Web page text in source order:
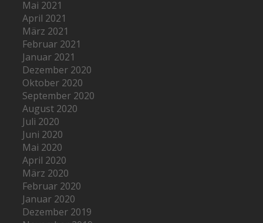
Mai 2021
April 2021
März 2021
Februar 2021
Januar 2021
Dezember 2020
Oktober 2020
September 2020
August 2020
Juli 2020
Juni 2020
Mai 2020
April 2020
März 2020
Februar 2020
Januar 2020
Dezember 2019